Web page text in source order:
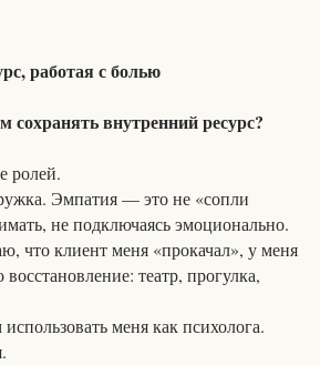
работая с болью
внутренний ресурс?
ролей.
Эмпатия — это не «сопли
не подключаясь эмоционально.
что клиент меня «прокачал», у меня
восстановление: театр, прогулка,
меня как психолога.